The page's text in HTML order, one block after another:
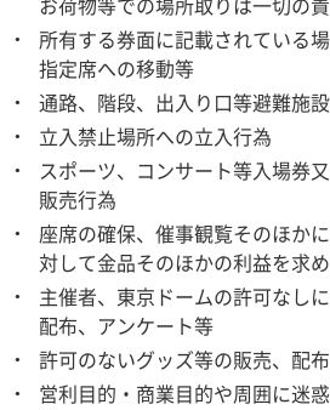
所有する券面に記載されている
指定席への移動等
通路、階段、出入り口等避難施
立入禁止場所への立入行為
スポーツ、コンサート等入場券
販売行為
座席の確保、催事観覧そのほか
対して金品そのほかの利益を求
主催者、東京ドームの許可なし
配布、アンケート等
許可のないグッズ等の販売、配
営利目的・商業目的や周囲に迷